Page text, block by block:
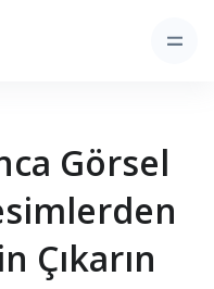
Görsel
Çıkarın